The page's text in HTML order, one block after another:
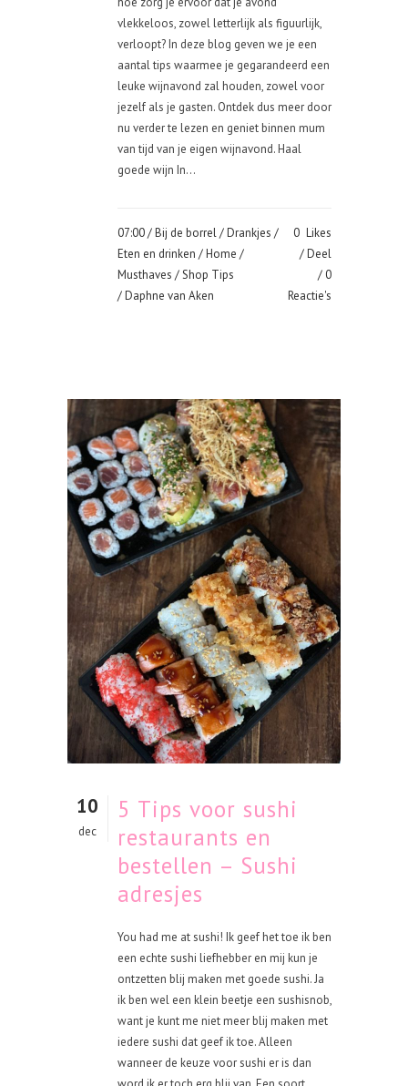
vlekkeloos, zowel letterlijk als figuurlijk,
verloopt? In deze blog geven we je een
aantal tips waarmee je gegarandeerd een
leuke wijnavond zal houden, zowel voor
jezelf als je gasten. Ontdek dus meer door
nu verder te lezen en geniet binnen mum
van tijd van je eigen wijnavond. Haal
goede wijn In...
07:00 /Bij de borrel/Drankjes /
Eten en drinken /Home /
Musthaves /Shop Tips
/ Daphne van Aken
0 Likes
Deel
0
Reactie's
10
dec
5 Tips voor sushi
restaurants en
bestellen – Sushi
adresjes
You had me at sushi! Ik geef het toe ik ben
een echte sushi liefhebber en mij kun je
ontzetten blij maken met goede sushi. Ja
ik ben wel een klein beetje een sushisnob,
want je kunt me niet meer blij maken met
iedere sushi dat geef ik toe. Alleen
wanneer de keuze voor sushi er is dan